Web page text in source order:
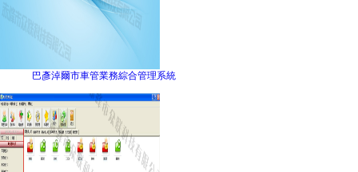
巴彥淖爾市車管業務綜合管理系統